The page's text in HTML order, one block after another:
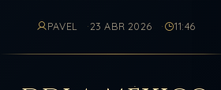
PAVEL 23 ABR 2026 11:46